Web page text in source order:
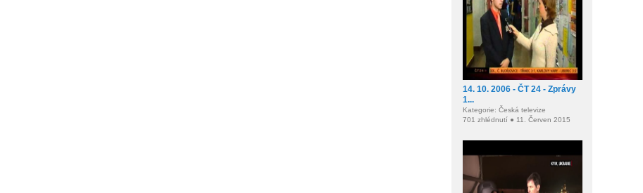
14. 10. 2006 - ČT 24 - Zprávy
1...
Kategorie: Česká televize
701 zhlédnutí ● 11. Červen 2015